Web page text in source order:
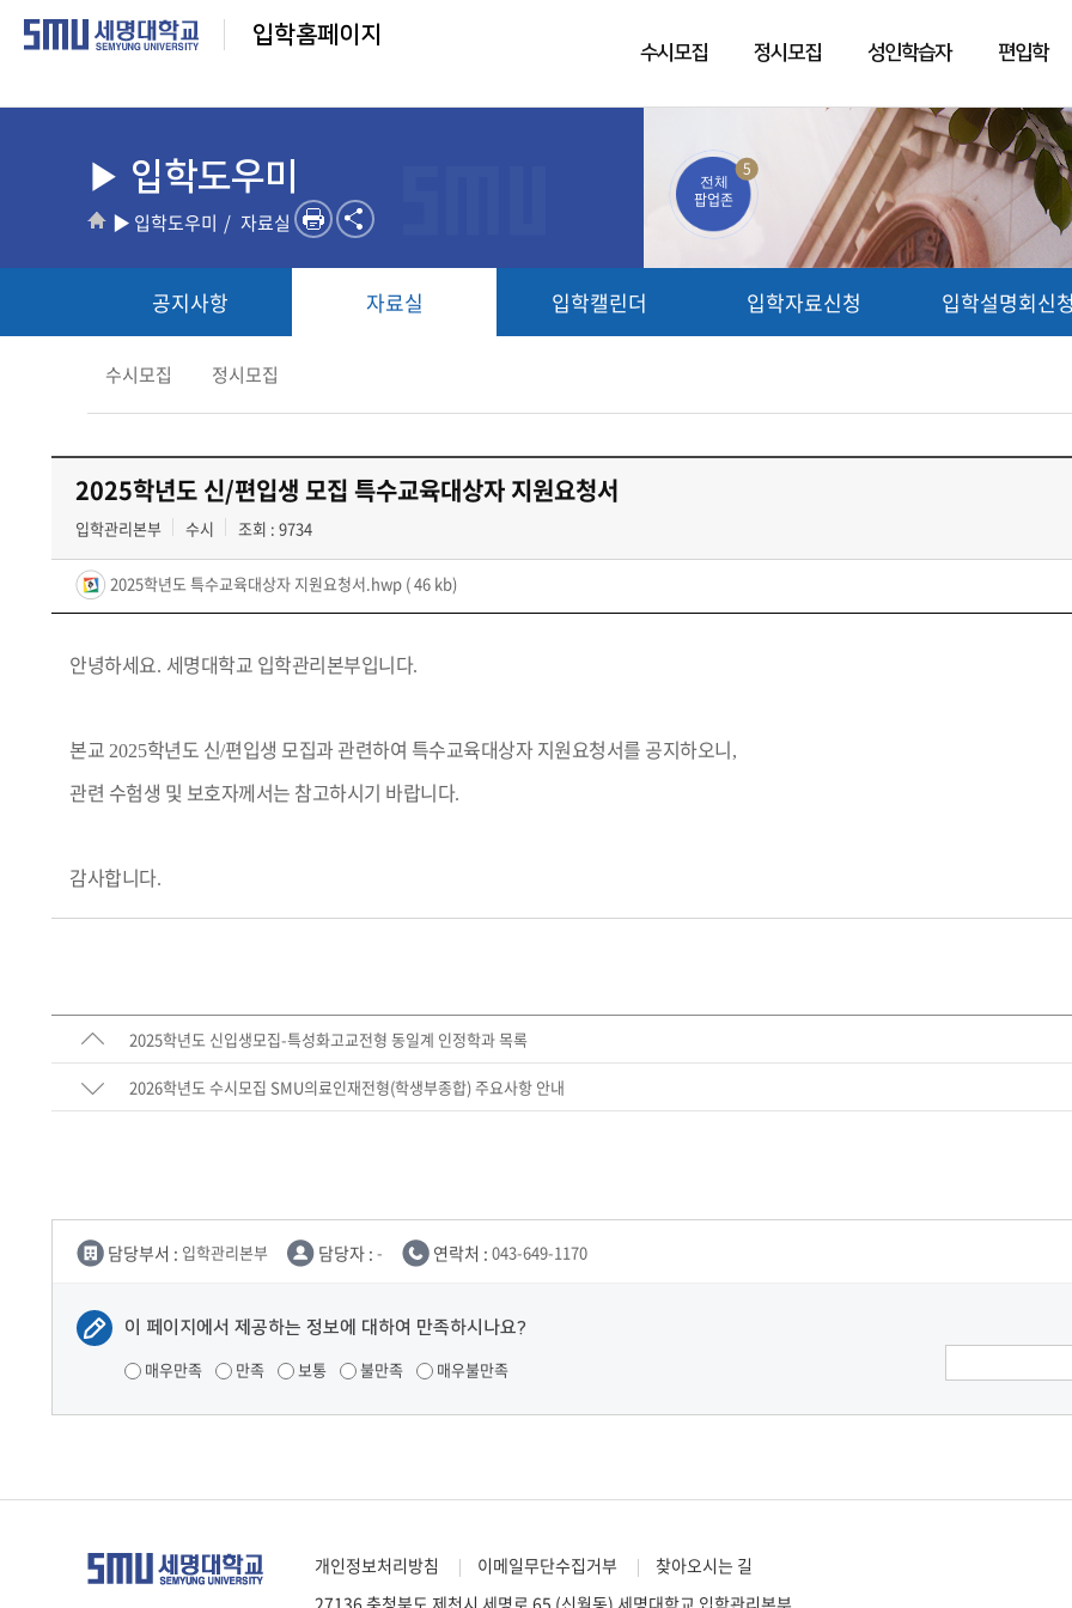
5
전체
팝업존
입학홈페이지
수시모집 정시모집 성인학습자 편입학
▶ 입학도우미
▶ 입학도우미 자료실
공지사항 자료실
수시모집 정시모집
입학캘린더 입학자료신청 입학설명회신
2025학년도 신/편입생 모집 특수교육대상자 지원요청서
입학관리본부 수시 조회 : 9734
2025학년도 특수교육대상자 지원요청서.hwp ( 46 kb)
안녕하세요. 세명대학교 입학관리본부입니다.
본교 2025학년도 신/편입생 모집과 관련하여 특수교육대상자 지원요청서를 공지하오니,
관련 수험생 및 보호자께서는 참고하시기 바랍니다.
감사합니다.
2025학년도 신입생모집-특성화고교전형 동일계 인정학과 목록
2026학년도 수시모집 SMU의료인재전형(학생부종합) 주요사항 안내
담당부서 : 입학관리본부 담당자 : - 연락처 : 043-649-1170
이 페이지에서 제공하는 정보에 대하여 만족하시나요?
매우만족 만족 보통 불만족 매우불만족
개인정보처리방침 이메일무단수집거부
찾아오시는 길